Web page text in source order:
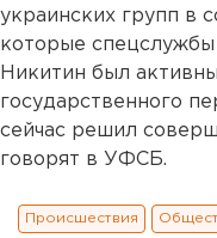
украинских групп в
которые
Никитин был
государственного
сейчас решил
говорят в УФСБ.
Происшествия